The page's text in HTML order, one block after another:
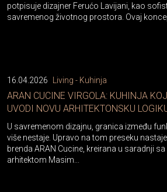
potpisuje dizajner Ferućo Lavijani, kao
savremenog životnog prostora. Ovaj
16.04.2026 Living - Kuhinja
ARAN CUCINE VIRGOLA: KUHINJA
UVODI NOVU ARHITEKTONSKU
U savremenom dizajnu, granica između
više nestaje. Upravo na tom preseku
brenda ARAN Cucine, kreirana u saradnji
arhitektom Masim...